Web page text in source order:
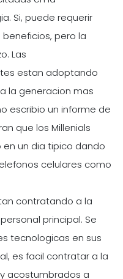
Si, puede requerir
pero la
Las
estan adoptando
la generacion mas
escribio un informe de
que los Millenials
un dia tipico dando
celulares como
contratando a la
principal. Se
tecnologicas en sus
es facil contratar a la
acostumbrados a